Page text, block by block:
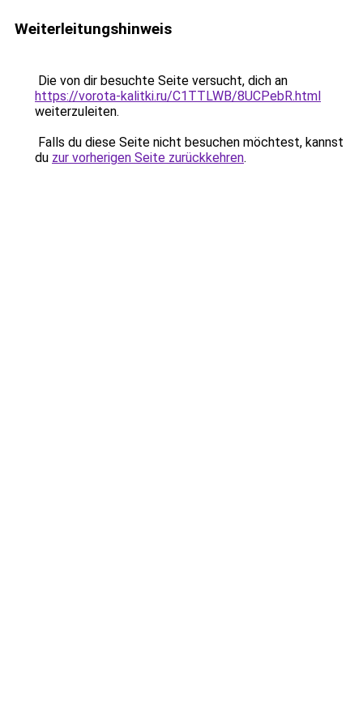
Weiterleitungshinweis
Die von dir besuchte Seite versucht, dich an
https://vorota-kalitki.ru/C1TTLWB/8UCPebR.html
weiterzuleiten.
Falls du diese Seite nicht besuchen möchtest, kannst
du zur vorherigen Seite zurückkehren.